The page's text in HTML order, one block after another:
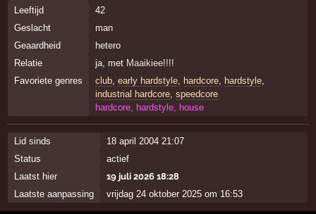
Leeftijd
42
Geslacht
man
Geaardheid
hetero
Relatie
ja, met Maaikiee!!!!
Favoriete genres
club, early hardstyle, hardcore, hardstyle,
industrial hardcore, speedcore
hardcore, hardstyle, house
Lid sinds
18 april 2004 21:07
Status
actief
Laatst hier
19 juli 2026 18:28
Laatste aanpassing
vrijdag 24 oktober 2025 om 16:53